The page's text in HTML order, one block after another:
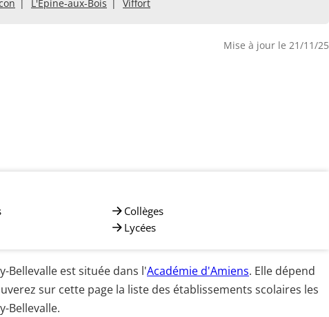
L'Épine-aux-Bois Viffort
Mise à jour le 21/11/25
Collèges
Lycées
Bellevalle est située dans l'Académie d'Amiens. Elle dépend
sur cette page la liste des établissements scolaires les
Bellevalle.